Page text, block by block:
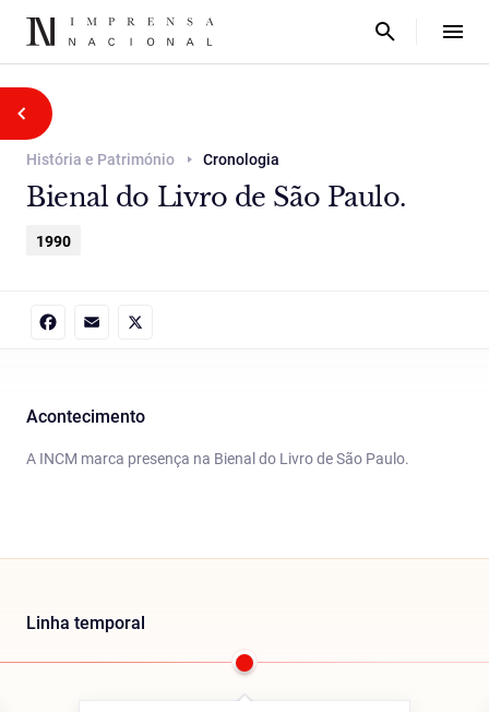
História e Património Cronologia
Bienal do Livro de São Paulo.
1990
Acontecimento
A INCM marca presença na Bienal do Livro de São Paulo.
Linha temporal